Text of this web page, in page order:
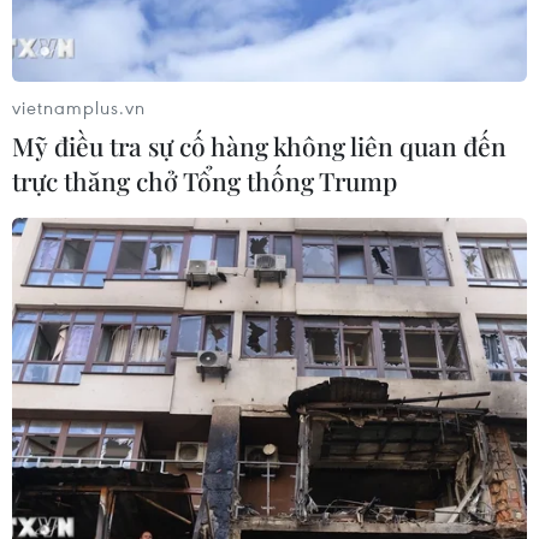
Tổng thống Nga lý giải
tiến độ chiến dịch quân
sự tại Ukraine
Theo trang Topwar, Tổng
thống Nga Vladimir Putin
ngày 29/7 cho rằng quân
đội Nga có thể đẩy nhanh
tốc độ tiến công tại
Ukraine, song điều đó sẽ
phải đánh đổi bằng tổn
thất lớn hơn.
Cục diện chiến sự Nga-
Ukraine ngày càng phức
tạp khi Mỹ cấp phép cho
Kiev sản xuất tên lửa
Patriot
Tổng thống Ukraine
Volodymyr Zelensky cho
biết Tổng thống Mỹ
Donald Trump đã đồng ý
cấp phép để Kiev sản xuất
tên lửa đánh chặn Patriot,
vietnamplus.vn
Mỹ điều tra sự cố hàng không liên quan đến
trực thăng chở Tổng thống Trump